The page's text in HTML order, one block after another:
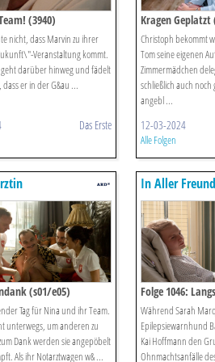
(3940)
nicht, dass Marvin zu ihrer
Veranstaltung kommt.
darüber hinweg und fädelt
dass er in der G&au ...
Das Erste
Kragen Geplatzt
Christoph bekommt
Tom seine eigenen
Zimmermädchen
schließlich auch
angebl ...
12-03-2024
Alle Folgen
(s01/e05)
Tag für Nina und ihr Team.
unterwegs, um anderen zu
Dank werden sie angepöbelt
Als ihr Notarztwagen w& ...
In Aller
876 Schöne
39: Schöne
(s22/e39) -
Folge 1046:
Während Sarah
Epilepsiewarnhund
Kai Hoffmann den
Ohnmachtsanfälle